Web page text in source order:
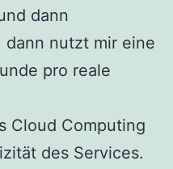
dann
nutzt mir eine
pro reale
Cloud Computing
des Services.